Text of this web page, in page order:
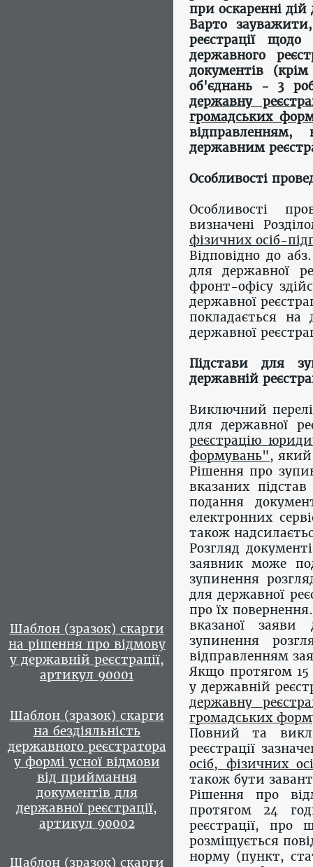
при оскаренні дій
Варто
реєстрації
державного
документів
об'єднань - 3
державну
громадських
державним
Особливості
Особливості
визначені
фізичних осіб-
Відповідно до
для державної
фронт-офісу
державної
покладається на
державної
Підстави для
державній
Виключний
для державної
реєстрацію
формувань",
Рішення про
вказаних
подання
електронних
також
Розгляд
заявник може
зупинення
для державної
про їх
вказаної
зупинення
відправленням
Якщо протягом 15
у державній
державну
громадських
Повний та
реєстрації
осіб, фізичних
також бути
Рішення про
протягом 24
реєстрації, про
розміщується
норму (пункт,
Шаблон (зразок) скарги
на рішення про відмову
у державній реєстрації,
артикул 90001
Шаблон (зразок) скарги
на бездіяльність
державного реєстратора
у формі усної відмови
від приймання
документів для
державної реєстрації,
артикул 90002
Шаблон (зразок) скарги